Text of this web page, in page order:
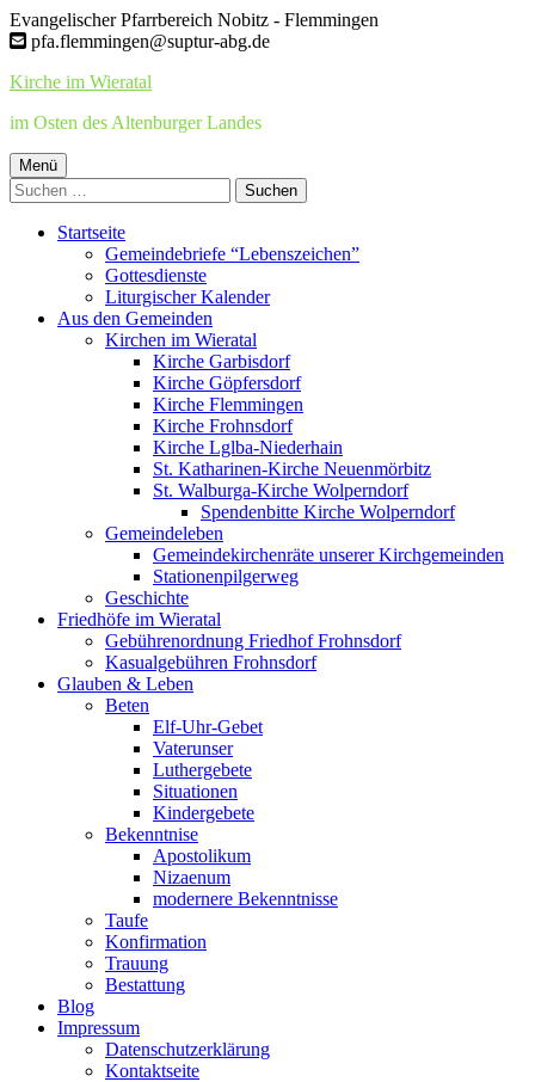
Springe
zum
Evangelischer Pfarrbereich Nobitz - Flemmingen
pfa.flemmingen@suptur-abg.de
Kirche im Wieratal
im Osten des Altenburger Landes
Primäres
Menü
Menü
Suchen
nach:
Startseite
Gemeindebriefe “Lebenszeichen”
Gottesdienste
Liturgischer Kalender
Aus den Gemeinden
Kirchen im Wieratal
Kirche Garbisdorf
Kirche Göpfersdorf
Kirche Flemmingen
Kirche Frohnsdorf
Kirche Lglba-Niederhain
St. Katharinen-Kirche Neuenmörbitz
St. Walburga-Kirche Wolperndorf
Spendenbitte Kirche Wolperndorf
Gemeindeleben
Gemeindekirchenräte unserer Kirchgemeinden
Stationenpilgerweg
Geschichte
Friedhöfe im Wieratal
Gebührenordnung Friedhof Frohnsdorf
Kasualgebühren Frohnsdorf
Glauben & Leben
Beten
Elf-Uhr-Gebet
Vaterunser
Luthergebete
Situationen
Kindergebete
Bekenntnise
Apostolikum
Nizaenum
modernere Bekenntnisse
Taufe
Konfirmation
Trauung
Bestattung
Blog
Impressum
Datenschutzerklärung
Kontaktseite